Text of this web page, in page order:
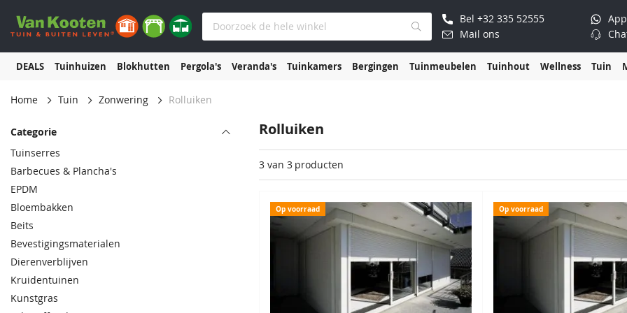
Bel +32 335 52555
Mail ons
DEALS Tuinhuizen Blokhutten Pergola's Veranda's Tuinkamers Bergingen Tuinmeubelen Tuinhout Wellness Tuin
Home Tuin Zonwering Rolluiken
Rolluiken
3 van 3 producten
Op voorraad Op voorraad
Categorie
Tuinserres
Barbecues & Plancha's
EPDM
Bloembakken
Beits
Bevestigingsmaterialen
Dierenverblijven
Kruidentuinen
Kunstgras